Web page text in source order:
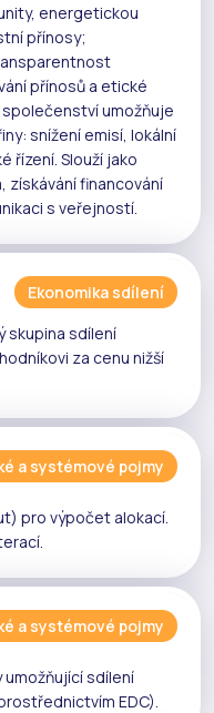
energetickou
přínosy;
přínosů a etické
umožňuje
: snížení emisí, lokální
řízení. Slouží jako
financování
s veřejností.
Ekonomika sdílení
skupina sdílení
za cenu nižší
a systémové pojmy
pro výpočet alokací.
.
a systémové pojmy
umožňujícísdílení
EDC).